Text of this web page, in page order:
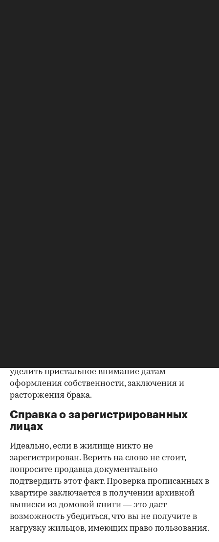
уделить пристальное внимание датам
оформления собственности, заключения и
расторжения брака.
Справка о зарегистрированных
лицах
Идеально, если в жилище никто не
зарегистрирован. Верить на слово не стоит,
попросите продавца документально
подтвердить этот факт. Проверка прописанных в
квартире заключается в получении архивной
выписки из домовой книги — это даст
возможность убедиться, что вы не получите в
нагрузку жильцов, имеющих право пользования.